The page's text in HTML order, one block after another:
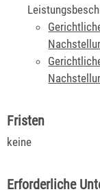
Fristen
keine
Erforderliche